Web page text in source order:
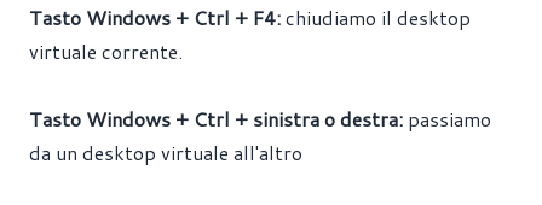
Tasto Windows + Ctrl + F4:chiudiamo il desktop
virtuale corrente.
Tasto Windows + Ctrl + sinistra o destra: passiamo
da un desktop virtuale all'altro